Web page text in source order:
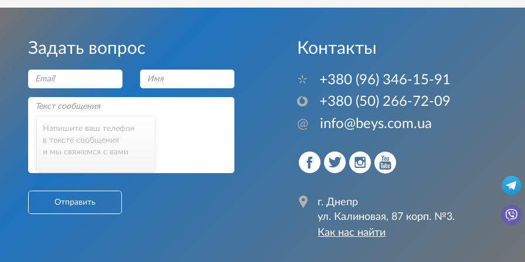
Задать вопрос
Напишите ваш телефон
в тексте сообщения
и мы свяжемся с вами
Отправить
Контакты
+380 (96) 346-15-91
+380 (50) 266-72-09
@ info@beys.com.ua
г. Днепр
ул. Калиновая, 87 корп. №3.
Как нас найти